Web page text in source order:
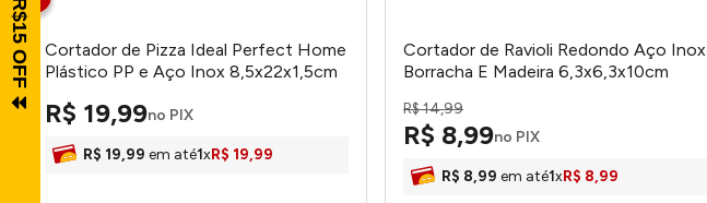
Cortador de Pizza Ideal Perfect Home
Plástico PP e Aço Inox 8,5x22x1,5cm
R$ 19,99no PIX
R$ 19,99 em até1xR$ 19,99
Cortador de Ravioli Redondo Aço Inox
Borracha E Madeira 6,3x6,3x10cm
R$14,99
R$ 8,99no PIX
R$ 8,99 em até1xR$ 8,99